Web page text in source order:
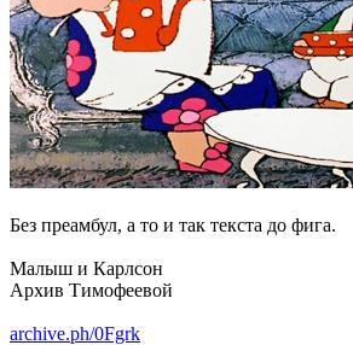
Без преамбул, а то и так текста до фига.
Малыш и Карлсон
Архив Тимофеевой
archive.ph/0Fgrk